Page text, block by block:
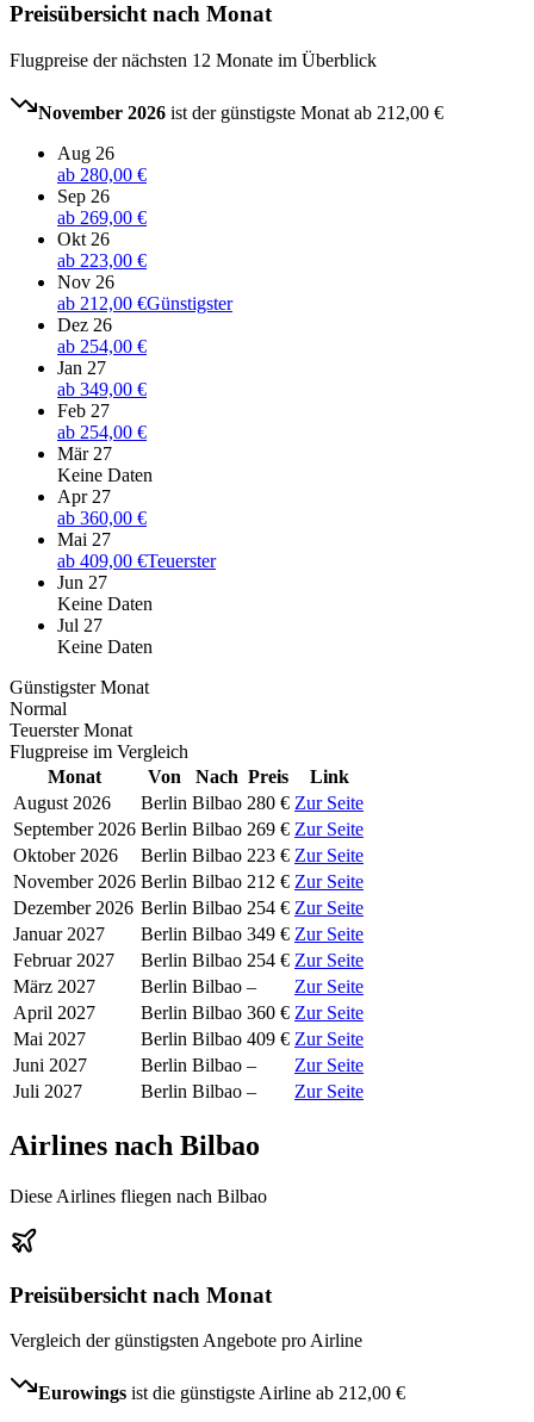
Preisübersicht nach Monat
Flugpreise der nächsten 12 Monate im Überblick
November 2026 ist der günstigste Monat ab 212,00 €
Aug 26
ab 280,00 €
Sep 26
ab 269,00 €
Okt 26
ab 223,00 €
Nov 26
ab 212,00 €Günstigster
Dez 26
ab 254,00 €
Jan 27
ab 349,00 €
Feb 27
ab 254,00 €
Mär 27
Keine Daten
Apr 27
ab 360,00 €
Mai 27
ab 409,00 €Teuerster
Jun 27
Keine Daten
Jul 27
Keine Daten
Günstigster Monat
Normal
Teuerster Monat
Flugpreise im Vergleich
Monat
Von Nach Preis
Link
August 2026
Berlin Bilbao 280 € Zur Seite
September 2026 Berlin Bilbao 269 € Zur Seite
Oktober 2026
Berlin Bilbao 223 € Zur Seite
November 2026 Berlin Bilbao 212 € Zur Seite
Dezember 2026 Berlin Bilbao 254 € Zur Seite
Januar 2027
Berlin Bilbao 349 € Zur Seite
Februar 2027
Berlin Bilbao 254 € Zur Seite
März 2027
Berlin Bilbao –
Zur Seite
April 2027
Berlin Bilbao 360 € Zur Seite
Mai 2027
Berlin Bilbao 409 € Zur Seite
Juni 2027
Berlin Bilbao –
Zur Seite
Juli 2027
Berlin Bilbao – Zur Seite
Airlines nach Bilbao
Diese Airlines fliegen nach Bilbao
Preisübersicht nach Monat
Vergleich der günstigsten Angebote pro Airline
Eurowings ist die günstigste Airline ab 212,00 €